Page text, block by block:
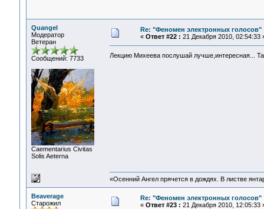
Quangel
Модератор
Ветеран
Сообщений: 7733
Сaementarius Civitas
Solis Aeterna
Re: "Феномен электронных голосов"
« Ответ #22 : 21 Декабря 2010, 02:54:33
Лекцию Михеева послушай лучше,интересная...
«Осенний Ангел прячется в дождях. В листве
Beaverage
Старожил
Re: "Феномен электронных голосов"
« Ответ #23 : 21 Декабря 2010, 12:05:33